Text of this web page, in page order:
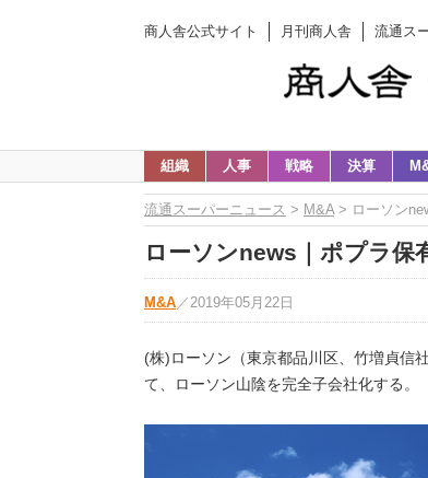
商人舎公式サイト 月刊商人舎 流通ス
組織 人事 戦略 決算
流通スーパーニュース > M&A> ローソン
ローソンnews｜ポプラ保
M&A ／ 2019年05月22日
(株)ローソン（東京都品川区、竹増貞信
て、ローソン山陰を完全子会社化する。